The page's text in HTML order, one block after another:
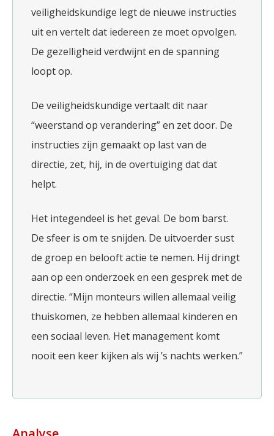
veiligheidskundige legt de nieuwe instructies
uit en vertelt dat iedereen ze moet opvolgen.
De gezelligheid verdwijnt en de spanning
loopt op.
De veiligheidskundige vertaalt dit naar
“weerstand op verandering” en zet door. De
instructies zijn gemaakt op last van de
directie, zet, hij, in de overtuiging dat dat
helpt.
Het integendeel is het geval. De bom barst.
De sfeer is om te snijden. De uitvoerder sust
de groep en belooft actie te nemen. Hij dringt
aan op een onderzoek en een gesprek met de
directie. “Mijn monteurs willen allemaal veilig
thuiskomen, ze hebben allemaal kinderen en
een sociaal leven. Het management komt
nooit een keer kijken als wij ’s nachts werken.”